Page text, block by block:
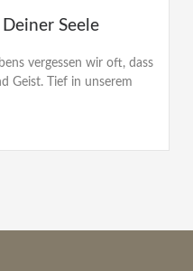
Seele
vergessen wir oft, dass
Geist. Tief in unserem